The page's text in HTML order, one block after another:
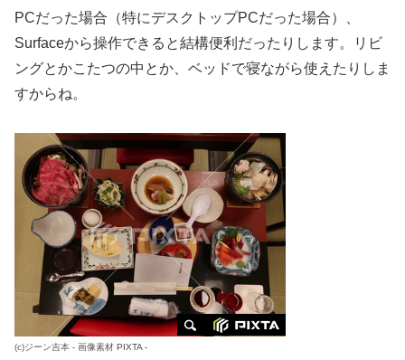
PCだった場合（特にデスクトップPCだった場合）、
Surfaceから操作できると結構便利だったりします。リビ
ングとかこたつの中とか、ベッドで寝ながら使えたりしま
すからね。
(c)ジーン吉本 - 画像素材 PIXTA -